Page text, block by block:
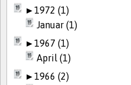
►1972 (1)
Januar (1)
►1967 (1)
April (1)
►1966 (2)